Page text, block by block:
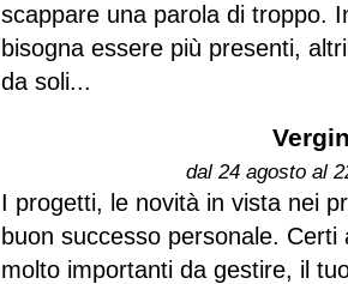
scappare una parola di troppo.
bisogna essere più presenti,
da soli...
dal 24 agosto al
I progetti, le novità in vista nei
buon successo personale.
molto importanti da gestire, il